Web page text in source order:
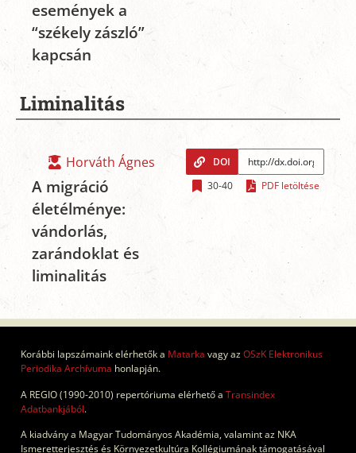
események a
“székely zászló”
kapcsán
Liminalitás
Horváth Ágnes
A migráció
életélménye:
vándorlás,
zarándoklat és
liminalitás
DOI
30-40
PDF letöltése
Korábbi lapszámaink elérhetők a Matarka vagy azOSzK Elektronikus
Periodika Archívuma honlapján.
A REGIO (1990-2010) repertóriuma elérhető a Transindex
Adatbankjából.
A kiadvány a Magyar Tudományos Akadémia, valamint az NKA
Ismeretterjesztés és Környezetkultúra Kollégiumának támogatásával